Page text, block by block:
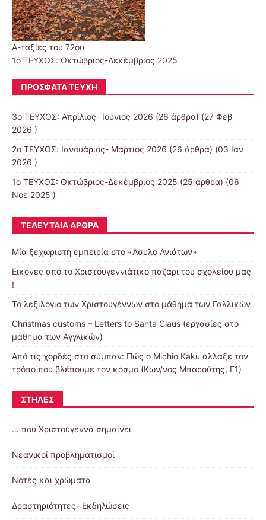
Α-ταξίες του 72ου
1ο ΤΕΥΧΟΣ: Οκτώβριος-Δεκέμβριος 2025
ΠΡΌΣΦΑΤΑ ΤΕΎΧΗ
3ο ΤΕΥΧΟΣ: Απρίλιος- Ιούνιος 2026 (26 άρθρα) (27 Φεβ
2026 )
2ο ΤΕΥΧΟΣ: Ιανουάριος- Μάρτιος 2026 (26 άρθρα) (03 Ιαν
2026 )
1ο ΤΕΥΧΟΣ: Οκτώβριος-Δεκέμβριος 2025 (25 άρθρα) (06
Νοε 2025 )
ΤΕΛΕΥΤΑΊΑ ΆΡΘΡΑ
Μία ξεχωριστή εμπειρία στο «Άσυλο Ανιάτων»
Εικόνες από το Χριστουγεννιάτικο παζάρι του σχολείου μας
!
Το λεξιλόγιο των Χριστουγέννων στο μάθημα των Γαλλικών
Christmas customs – Letters to Santa Claus (εργασίες στο
μάθημα των Αγγλικών)
Από τις χορδές στο σύμπαν: Πώς ο Michio Kaku άλλαξε τον
τρόπο που βλέπουμε τον κόσμο (Κων/νος Μπαρούτης, Γ1)
ΣΤΉΛΕΣ
… που Χριστούγεννα σημαίνει
Nεανικοί προβληματισμοί
Nότες και χρώματα
Δραστηριότητες- Εκδηλώσεις